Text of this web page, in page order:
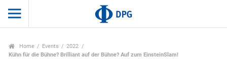
Home Events
2022
Kühn für die Bühne? Brilliant auf der Bühne? Auf zum EinsteinSlam!